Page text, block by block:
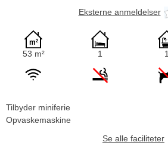
Eksterne anmeldelser
53 m² 1 1
Tilbyder miniferie
Opvaskemaskine
Se alle faciliteter